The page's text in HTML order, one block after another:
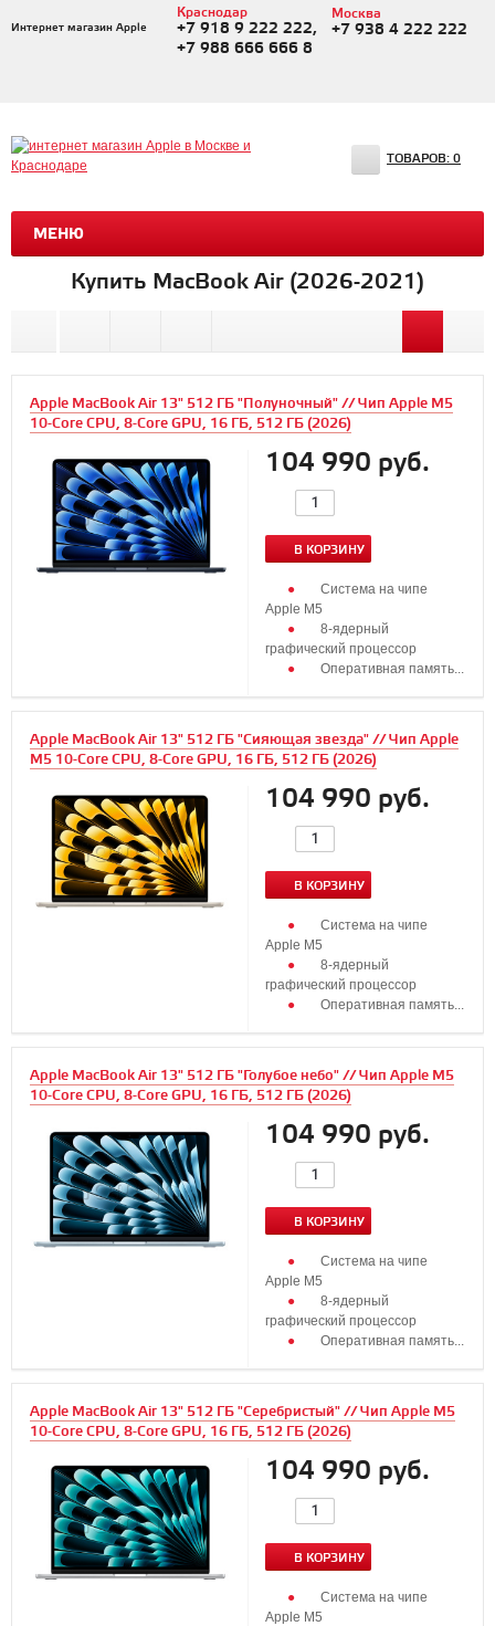
Интернет магазин Apple
Краснодар
+7 918 9 222 222,
+7 988 666 666 8
Москва
+7 938 4 222 222
МЕНЮ
ТОВАРОВ: 0
Купить MacBook Air (2026-2021)
Apple MacBook Air 13" 512 ГБ "Полуночный" // Чип Apple M5
10-Core CPU, 8-Core GPU, 16 ГБ, 512 ГБ (2026)
104 990 руб.
В КОРЗИНУ
Система на чипе
Apple M5
8‑ядерный
графический процессор
Оперативная память...
Apple MacBook Air 13" 512 ГБ "Сияющая звезда" // Чип Apple
M5 10-Core CPU, 8-Core GPU, 16 ГБ, 512 ГБ (2026)
104 990 руб.
В КОРЗИНУ
Система на чипе
Apple M5
8‑ядерный
графический процессор
Оперативная память...
Apple MacBook Air 13" 512 ГБ "Голубое небо" // Чип Apple M5
10-Core CPU, 8-Core GPU, 16 ГБ, 512 ГБ (2026)
104 990 руб.
В КОРЗИНУ
Система на чипе
Apple M5
8‑ядерный
графический процессор
Оперативная память...
Apple MacBook Air 13" 512 ГБ "Серебристый" // Чип Apple M5
10-Core CPU, 8-Core GPU, 16 ГБ, 512 ГБ (2026)
104 990 руб.
В КОРЗИНУ
Система на чипе
Apple M5